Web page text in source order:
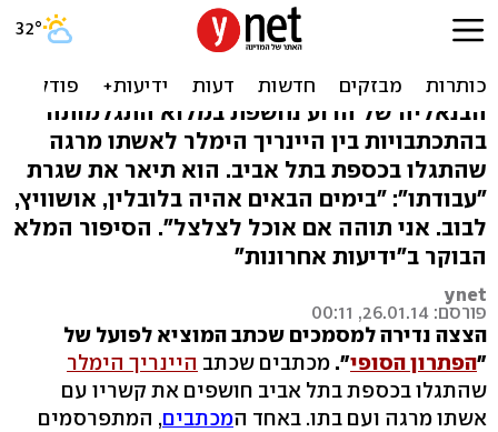
"אני נוסע לאושוויץ.
נשיקות". מכתבי הימלר
הבנאליה של הרוע נחשפת במלוא התגלמותה
בהתכתבויות בין היינריך הימלר לאשתו מרגה
שהתגלו בכספת בתל אביב. הוא תיאר את שגרת
"עבודתו": "בימים הבאים אהיה בלובלין, אושוויץ,
לבוב. אני תוהה אם אוכל לצלצל". הסיפור המלא
הבוקר ב"ידיעות אחרונות"
ynet
פורסם: 26.01.14, 00:11
הצצה נדירה למסמכים שכתב המוציא לפועל של
"הפתרון הסופי". מכתבים שכתב היינריך הימלר
שהתגלו בכספת בתל אביב חושפים את קשריו עם
אשתו מרגה ועם בתו. באחד המכתבים, המתפרסמים